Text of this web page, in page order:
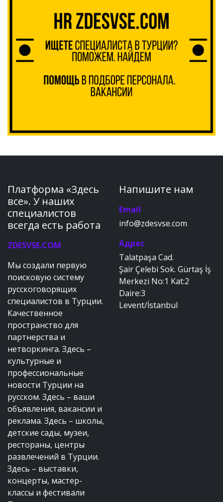
Платформа «Здесь
все». У наших
специалистов
всегда есть работа
ZDESVSE.COM
Мы создали первую
поисковую систему
русскоговорящих
специалистов в Турции.
Качественное
пространство для
партнерства и
нетворкинга. Здесь –
культурные и
профессиональные
новости Турции на
русском. Здесь – ваши
объявления, вакансии и
реклама. Здесь – школы,
детские сады, музеи,
рестораны, центры
развлечений в Турции.
Здесь – выставки,
концерты, мастер-
классы и фестивали
Напишите нам
Email
info@zdesvse.com
Адрес
Talatpaşa Cad.
Şair Çelebi Sok. Gürtaş İş
Merkezi No:1 Kat:2
Daire:3
Levent/İstanbul